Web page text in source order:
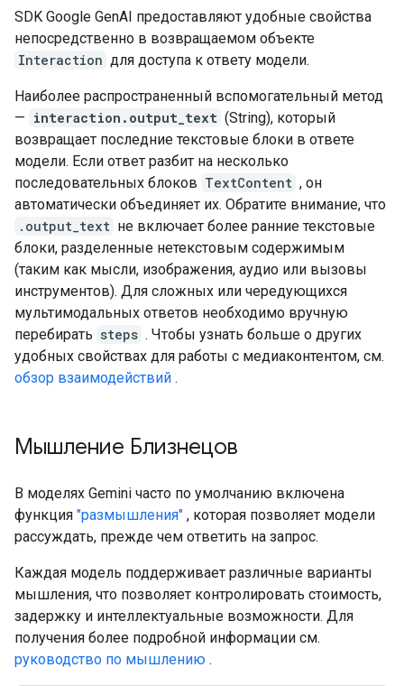
SDK Google GenAI предоставляют удобные свойства
непосредственно в возвращаемом объекте
Interaction для доступа к ответу модели.
Наиболее распространенный вспомогательный метод
— interaction.output_text (String), который
возвращает последние текстовые блоки в ответе
модели. Если ответ разбит на несколько
последовательных блоков TextContent , он
автоматически объединяет их. Обратите внимание, что
.output_text не включает более ранние текстовые
блоки, разделенные нетекстовым содержимым
(таким как мысли, изображения, аудио или вызовы
инструментов). Для сложных или чередующихся
мультимодальных ответов необходимо вручную
перебирать steps . Чтобы узнать больше о других
удобных свойствах для работы с медиаконтентом, см.
обзор взаимодействий .
Мышление Близнецов
В моделях Gemini часто по умолчанию включена
функция "размышления" , которая позволяет модели
рассуждать, прежде чем ответить на запрос.
Каждая модель поддерживает различные варианты
мышления, что позволяет контролировать стоимость,
задержку и интеллектуальные возможности. Для
получения более подробной информации см.
руководство по мышлению .